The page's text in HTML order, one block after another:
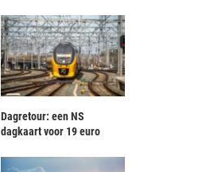
Dagretour: een NS
dagkaart voor 19 euro